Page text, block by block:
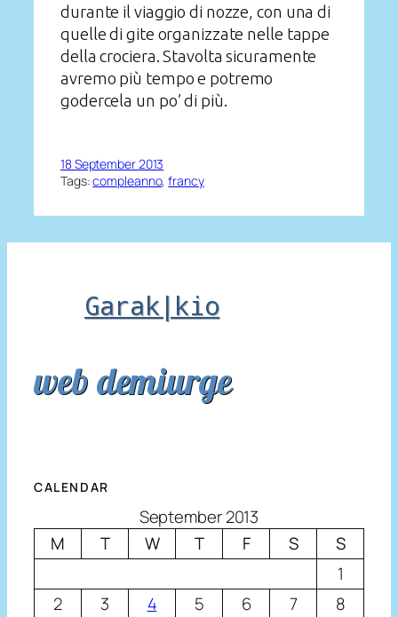
durante il viaggio di nozze, con una di
quelle di gite organizzate nelle tappe
della crociera. Stavolta sicuramente
avremo più tempo e potremo
godercela un po’ di più.
18 September 2013
Tags:compleanno, francy
Garak|kio
web demiurge
CALENDAR
September 2013
M
T W T F S
S
1
2
3 4 5 6 7
8